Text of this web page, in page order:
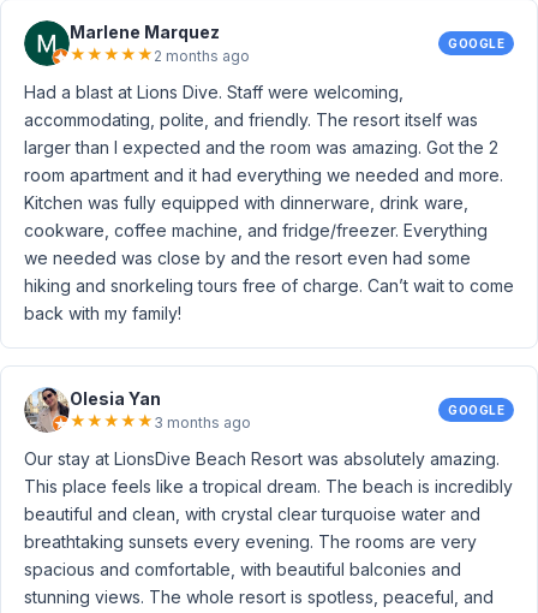
Marlene Marquez
★★★★★ 2 months ago
GOOGLE
Had a blast at Lions Dive. Staff were welcoming,
accommodating, polite, and friendly. The resort itself was
larger than I expected and the room was amazing. Got the 2
room apartment and it had everything we needed and more.
Kitchen was fully equipped with dinnerware, drink ware,
cookware, coffee machine, and fridge/freezer. Everything
we needed was close by and the resort even had some
hiking and snorkeling tours free of charge. Can’t wait to come
back with my family!
Olesia Yan
★★★★★ 3 months ago
GOOGLE
Our stay at LionsDive Beach Resort was absolutely amazing.
This place feels like a tropical dream. The beach is incredibly
beautiful and clean, with crystal clear turquoise water and
breathtaking sunsets every evening. The rooms are very
spacious and comfortable, with beautiful balconies and
stunning views. The whole resort is spotless, peaceful, and